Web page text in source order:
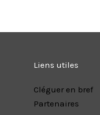
Liens utiles
Cléguer en bref
Partenaires